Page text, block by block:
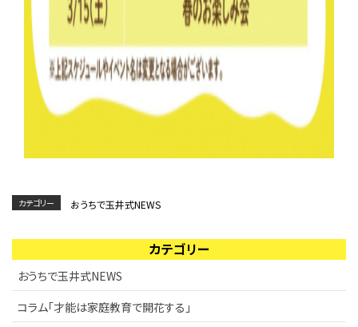
カテゴリー おうちで玉井式NEWS
カテゴリー
おうちで玉井式NEWS
コラム「才能は家庭教育で開花する」